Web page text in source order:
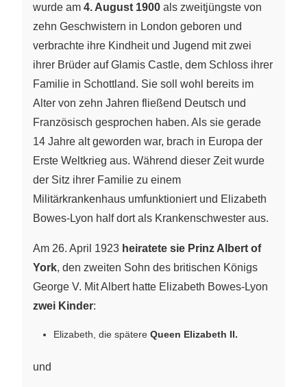
wurde am 4. August 1900 als zweitjüngste von
zehn Geschwistern in London geboren und
verbrachte ihre Kindheit und Jugend mit zwei
ihrer Brüder auf Glamis Castle, dem Schloss ihrer
Familie in Schottland. Sie soll wohl bereits im
Alter von zehn Jahren fließend Deutsch und
Französisch gesprochen haben. Als sie gerade
14 Jahre alt geworden war, brach in Europa der
Erste Weltkrieg aus. Während dieser Zeit wurde
der Sitz ihrer Familie zu einem
Militärkrankenhaus umfunktioniert und Elizabeth
Bowes-Lyon half dort als Krankenschwester aus.
Am 26. April 1923 heiratete sie Prinz Albert of
York, den zweiten Sohn des britischen Königs
George V. Mit Albert hatte Elizabeth Bowes-Lyon
zwei Kinder:
Elizabeth, die spätere Queen Elizabeth II.
und